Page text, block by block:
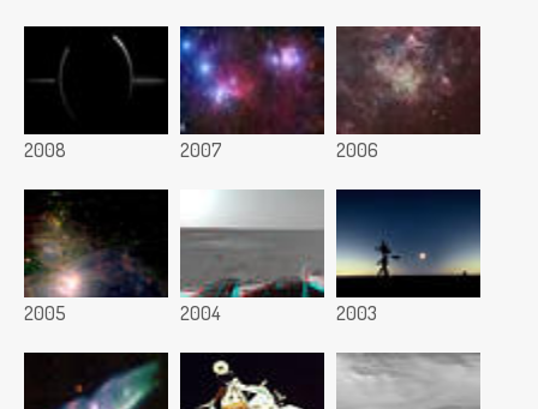
2008 2007 2006
2005 2004 2003